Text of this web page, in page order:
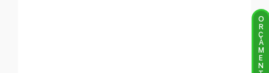
O
R
Ç
A
M
E
N